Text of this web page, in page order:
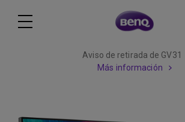
Aviso de retirada de GV31
Más información